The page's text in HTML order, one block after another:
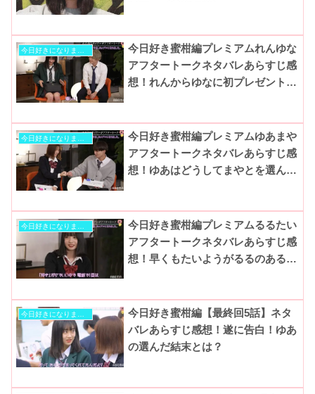
今日好き蜜柑編プレミアムれんゆな
アフタートークネタバレあらすじ感
想！れんからゆなに初プレゼント！
今日好き蜜柑編プレミアムゆあまや
アフタートークネタバレあらすじ感
想！ゆあはどうしてまやとを選んだ
今日好き蜜柑編プレミアムるるたい
アフタートークネタバレあらすじ感
想！早くもたいようがるるのある行
今日好きになりました
今日好き蜜柑編【最終回5話】ネタ
バレあらすじ感想！遂に告白！ゆあ
の選んだ結末とは？